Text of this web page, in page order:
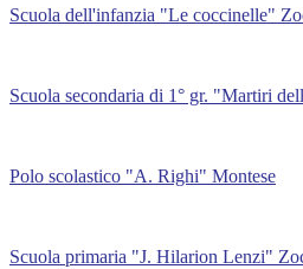
Scuola dell'infanzia "Le coccinelle"
Scuola secondaria di 1° gr. "Martiri
Polo scolastico "A. Righi" Montese
Scuola primaria "J. Hilarion Lenzi"